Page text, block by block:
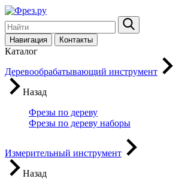
Навигация Контакты
Каталог
Деревообрабатывающий инструмент
Назад
Фрезы по дереву
Фрезы по дереву наборы
Измерительный инструмент
Назад